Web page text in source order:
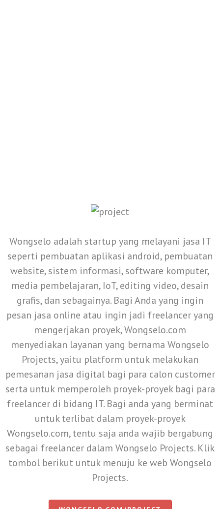
Wongselo adalah startup yang melayani jasa IT
seperti pembuatan aplikasi android, pembuatan
website, sistem informasi, software komputer,
media pembelajaran, IoT, editing video, desain
grafis, dan sebagainya. Bagi Anda yang ingin
pesan jasa online atau ingin jadi freelancer yang
mengerjakan proyek, Wongselo.com
menyediakan layanan yang bernama Wongselo
Projects, yaitu platform untuk melakukan
pemesanan jasa digital bagi para calon customer
serta untuk memperoleh proyek-proyek bagi para
freelancer di bidang IT. Bagi anda yang berminat
untuk terlibat dalam proyek-proyek
Wongselo.com, tentu saja anda wajib bergabung
sebagai freelancer dalam Wongselo Projects. Klik
tombol berikut untuk menuju ke web Wongselo
Projects.